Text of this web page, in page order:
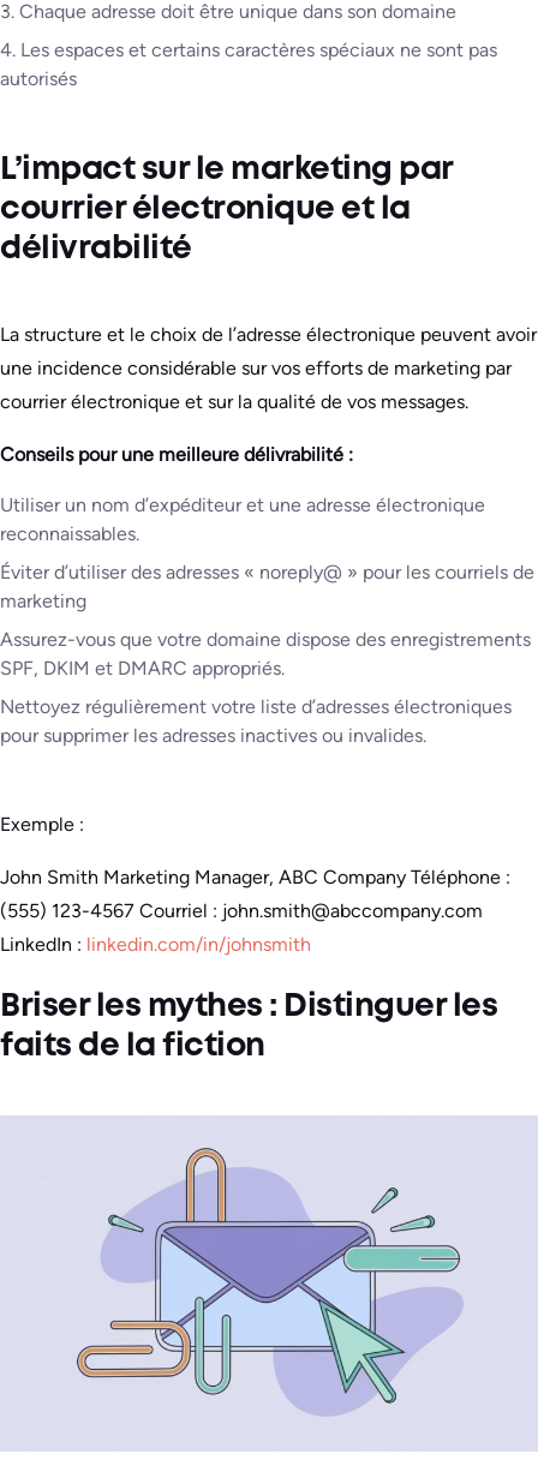
3. Chaque adresse doit être unique dans son domaine
4. Les espaces et certains caractères spéciaux ne sont pas
autorisés
L’impact sur le marketing par
courrier électronique et la
délivrabilité
La structure et le choix de l’adresse électronique peuvent avoir
une incidence considérable sur vos efforts de marketing par
courrier électronique et sur la qualité de vos messages.
Conseils pour une meilleure délivrabilité :
Utiliser un nom d’expéditeur et une adresse électronique
reconnaissables.
Éviter d’utiliser des adresses « noreply@ » pour les courriels de
marketing
Assurez-vous que votre domaine dispose des enregistrements
SPF, DKIM et DMARC appropriés.
Nettoyez régulièrement votre liste d’adresses électroniques
pour supprimer les adresses inactives ou invalides.
Exemple :
John Smith Marketing Manager, ABC Company Téléphone :
(555) 123-4567 Courriel : john.smith@abccompany.com
LinkedIn : linkedin.com/in/johnsmith
Briser les mythes : Distinguer les
faits de la fiction